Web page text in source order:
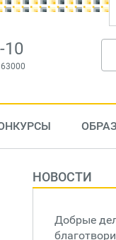
10
НОВОСТИ
Добрые